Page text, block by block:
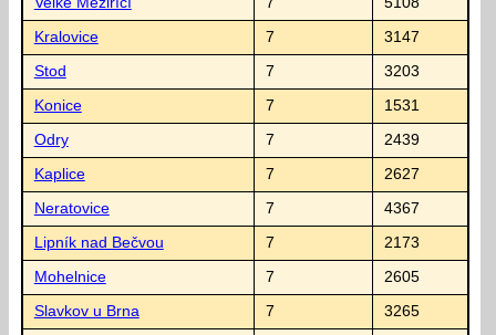
Kralovice 7 3147
Stod 7 3203
Konice 7 1531
Odry 7 2439
Kaplice 7 2627
Neratovice 7 4367
Lipník nad Bečvou 7 2173
Mohelnice 7 2605
Slavkov u Brna 7 3265